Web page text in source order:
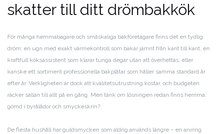
skatter till ditt drömbakkök
För många hemmabagare och småskaliga bakföretagare finns det en tydlig
dröm: en ugn med exakt värmekontroll som bakar jämnt från kant till kant, en
kraftfull köksassistent som klarar tunga degar utan att överhettas, eller
kanske ett sortiment professionella bakplåtar som håller samma standard år
efter år. Verkligheten är dock att kvalitetsutrustning kostar, och budgeten
räcker sällan till allt på en gång. Men tänk om lösningen redan finns hemma,
gömd i byrålådor och smyckeskrin?
De flesta hushåll har guldsmycken som aldrig används längre – en arvring